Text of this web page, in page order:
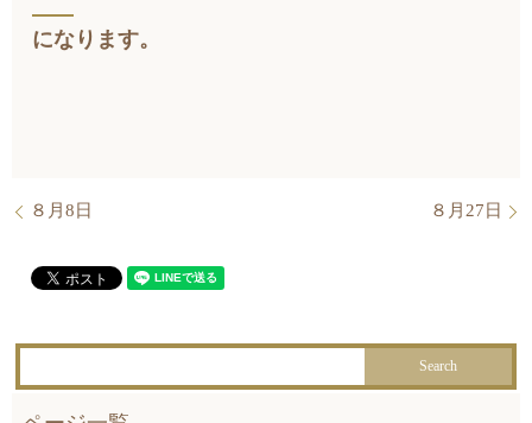
になります。
８月8日 ８月27日